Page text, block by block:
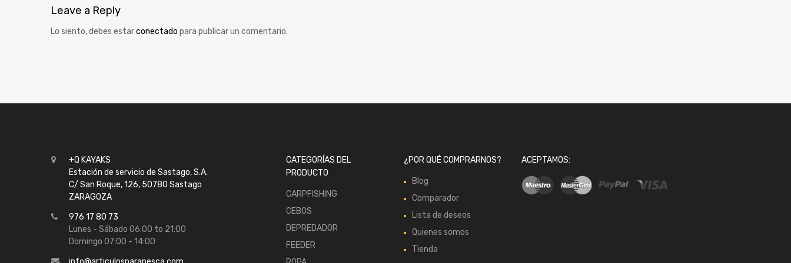
Leave a Reply
Lo siento, debes estarconectado para publicar un comentario.
+Q KAYAKS
Estación de servicio de Sastago, S.A.
C/ San Roque, 126, 50780 Sastago
ZARAGOZA
976 17 80 73
Lunes - Sábado 06:00 to 21:00
Domingo 07:00 - 14:00
CATEGORÍAS DEL
PRODUCTO
CARPFISHING
CEBOS
DEPREDADOR
FEEDER
¿POR QUÉ COMPRARNOS?
Blog
Comparador
Lista de deseos
Quienes somos
Tienda
ACEPTAMOS: